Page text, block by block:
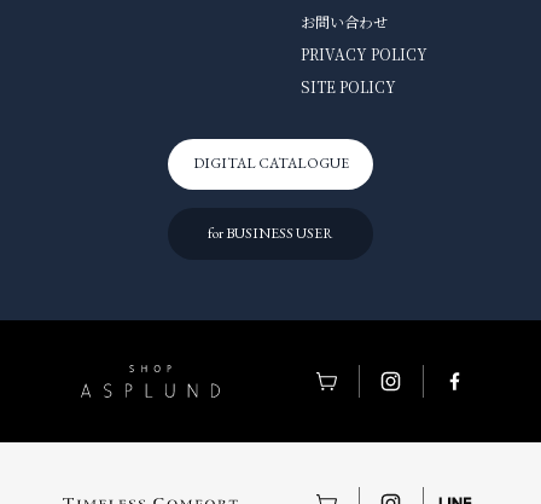
お問い合わせ
PRIVACY POLICY
SITE POLICY
DIGITAL CATALOGUE
for BUSINESS USER